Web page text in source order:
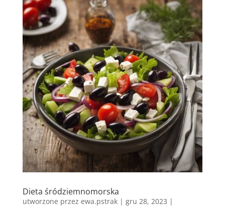
Dieta śródziemnomorska
utworzone przez ewa.pstrak| gru 28, 2023 |